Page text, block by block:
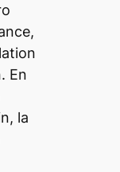
,
En
la